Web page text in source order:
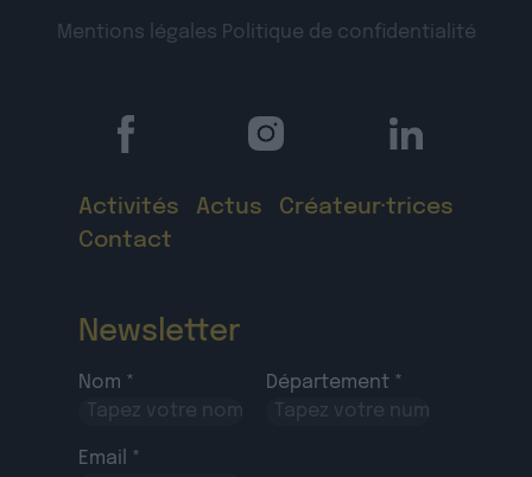
Mentions légales Politique de confidentialité
Activités Actus
Créateur·trices
Contact
Newsletter
Nom * Département *
Email *